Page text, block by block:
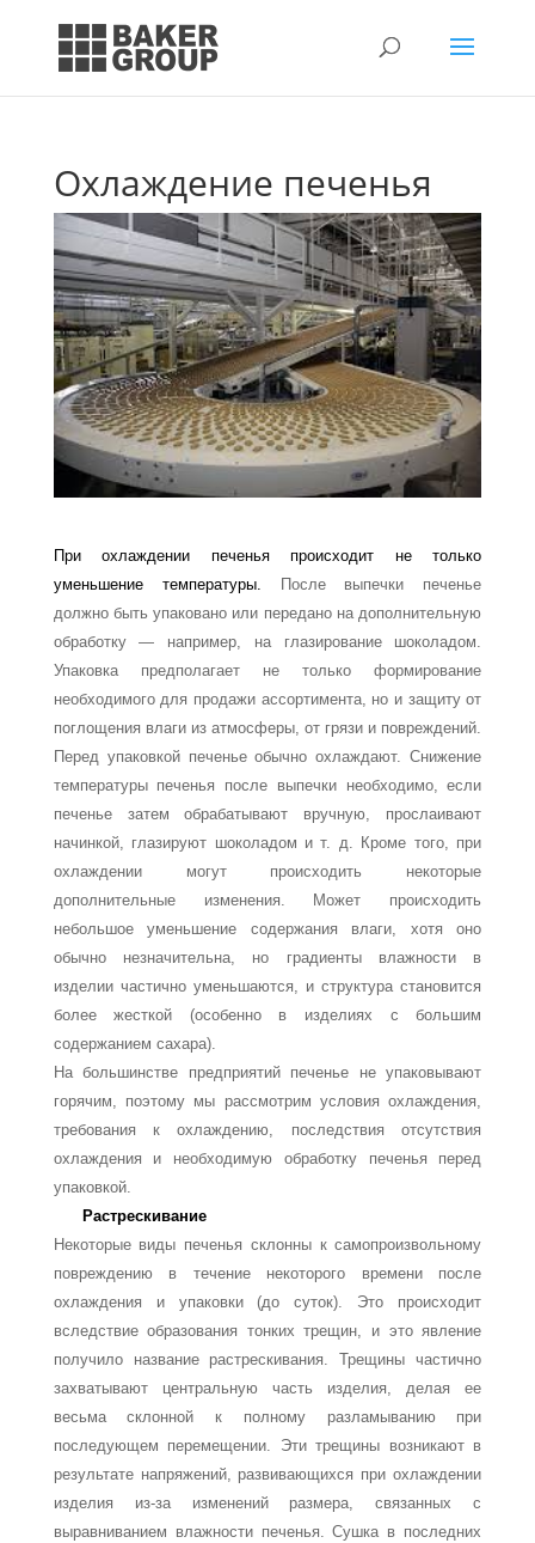
Охлаждение печенья
При охлаждении печенья происходит не только
уменьшение температуры.
После выпечки печенье
должно быть упаковано или передано на дополнительную
об­работку — например, на глазирование шоколадом.
Упаковка предполагает не только формирование
необходимого для продажи ассортимента, но и защиту от
поглощения влаги из атмосферы, от грязи и повреждений.
Перед упаковкой печенье обычно охлаж­дают. Снижение
температуры печенья после выпечки необходимо, если
печенье затем обрабатывают вручную, прослаивают
начинкой, глазируют шоколадом и т. д. Кроме того, при
охлаждении могут происходить некоторые
дополнительные изменения. Мо­жет происходить
небольшое уменьшение содержания влаги, хотя оно
обычно незначи­тельна, но градиенты влажности в
изделии частично уменьшаются, и структура стано­вится
более жесткой (особенно в изделиях с большим
содержанием сахара).
На большинстве предприятий печенье не упаковывают
горячим, поэтому мы рас­смотрим условия охлаждения,
требования к охлаждению, последствия отсутствия
охлаждения и необходимую обработку печенья перед
упаковкой.
Растрескивание
Некоторые виды печенья склонны к самопроизвольному
повреждению в течение неко­торого времени после
охлаждения и упаковки (до суток). Это происходит
вследствие образования тонких трещин, и это явление
получило название растрескивания. Тре­щины частично
захватывают центральную часть изделия, делая ее
весьма склонной к полному разламыванию при
последующем перемещении. Эти трещины возникают в
результате напряжений, развивающихся при охлаждении
изделия из-за изменений размера, связанных с
выравниванием влажности печенья. Сушка в последних